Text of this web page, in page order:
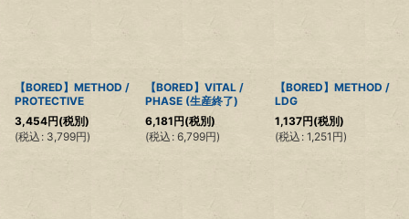
【BORED】METHOD /
PROTECTIVE
3,454円(税別)
(税込 : 3,799円)
【BORED】VITAL /
PHASE (生産終了)
6,181円(税別)
(税込 : 6,799円)
【BORED】METHOD /
LDG
1,137円(税別)
(税込 : 1,251 円)